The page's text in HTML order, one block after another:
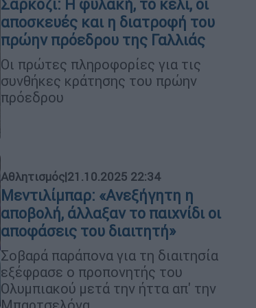
Σαρκοζί: Η φυλακή, το κελί, οι
αποσκευές και η διατροφή του
πρώην πρόεδρου της Γαλλιάς
Οι πρώτες πληροφορίες για τις
συνθήκες κράτησης του πρώην
πρόεδρου
Αθλητισμός|21.10.2025 22:34
Μεντιλίμπαρ: «Ανεξήγητη η
αποβολή, άλλαξαν το παιχνίδι οι
αποφάσεις του διαιτητή»
Σοβαρά παράπονα για τη διαιτησία
εξέφρασε ο προπονητής του
Ολυμπιακού μετά την ήττα απ' την
Μπαρτσελόνα